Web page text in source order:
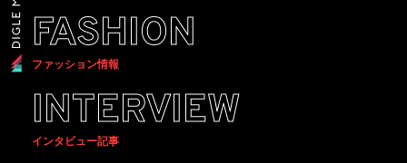
FASHION
ファッション情報
INTERVIEW
インタビュー記事